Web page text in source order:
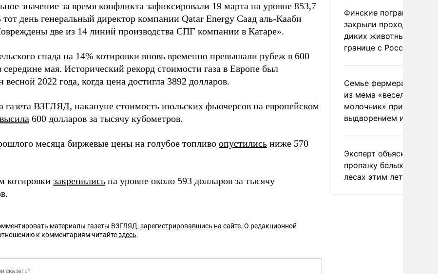
значение за время конфликта зафиксировали 19 марта на уровне 853,7
тот день генеральный директор компании Qatar Energy Саад аль-Кааби
две из 14 линий производства СПГ компании в Катаре».
спада на 14% котировки вновь временно превышали рубеж в 600
середине мая. Исторический рекорд стоимости газа в Европе был
весной 2022 года, когда цена достигла 3892 долларов.
газета ВЗГЛЯД, накануне стоимость июльских фьючерсов на европейском
600 долларов за тысячу кубометров.
месяца биржевые цены на голубое топливо опустились ниже 570
котировки закрепились на уровне около 593 долларов за тысячу
материалы газеты ВЗГЛЯД, зарегистрировавшись на сайте. О редакционной
к комментариям читайтездесь.
Финские пограничники
закрыли проходы для
диких животных на
границе с Россией
Семье фермера
из мема «веселый
молочник» пригрозили
выдворением из
Эксперт объяснил
пропажу белых грибов
лесах этим летом